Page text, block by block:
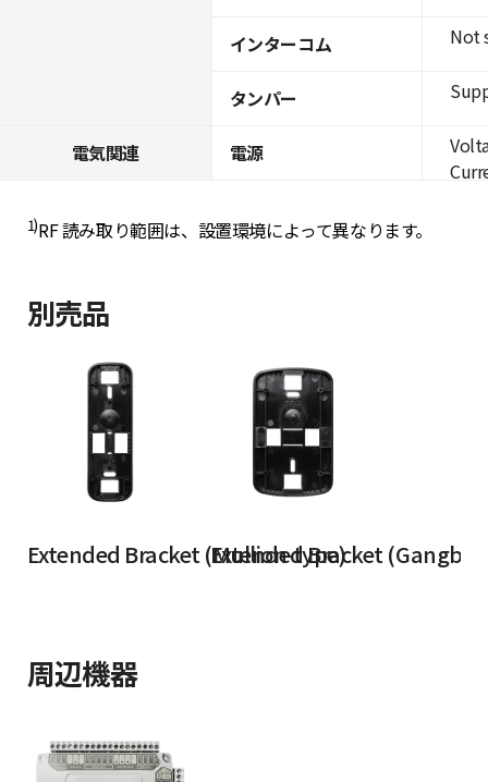
インターコム
タンパー
電気関連 電源
Not
1)RF 読み取り範囲は、設置環境によって異なります。
別売品
Extended Bracket (Mullion-type)
Extended Bracket
周辺機器